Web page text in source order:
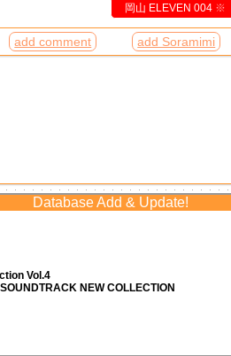
岡山 ELEVEN 004 ※
add comment add Soramimi
Database Add & Update!
Vol.4
NEW COLLECTION